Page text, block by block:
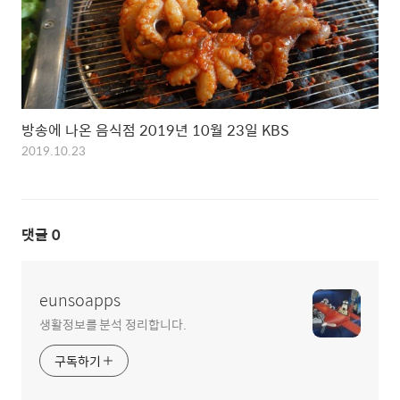
방송에 나온 음식점 2019년 10월 23일 KBS
2019.10.23
댓글 0
eunsoapps
생활정보를 분석 정리합니다.
구독하기